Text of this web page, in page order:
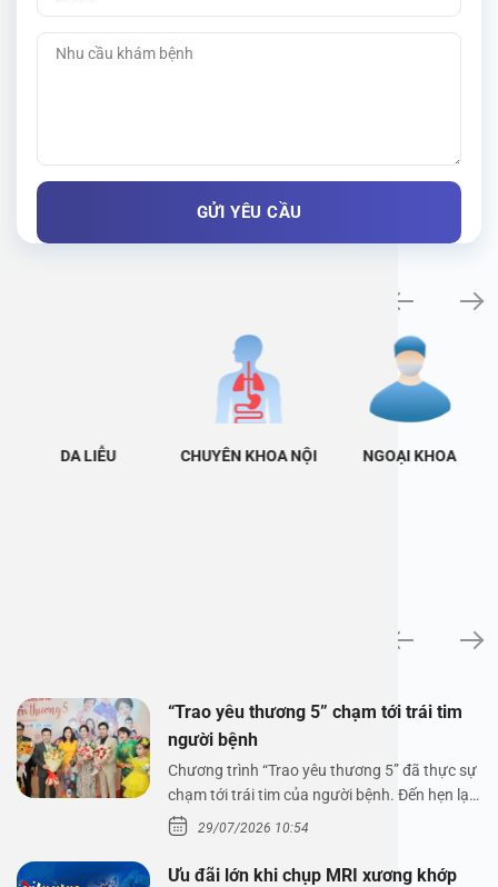
DA LIỄU CHUYÊN KHOA NỘI NGOẠI KHOA
“Trao yêu thương 5” chạm tới trái tim
người bệnh
Chương trình “Trao yêu thương 5” đã thực sự
chạm tới trái tim của người bệnh. Đến hẹn lại
lên,…29/07/2026 10:54
Ưu đãi lớn khi chụp MRI xương khớp